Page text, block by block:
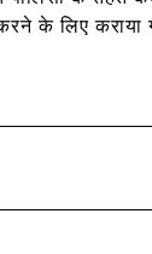
के लिए कराया